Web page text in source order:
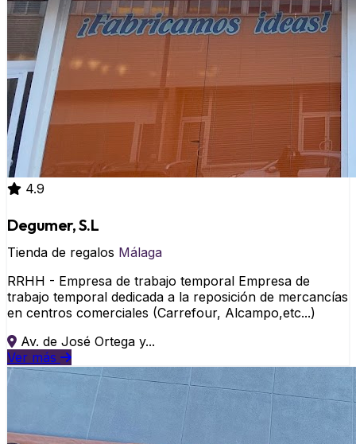
4.9
Degumer, S.L
Tienda de regalos Málaga
RRHH - Empresa de trabajo temporal Empresa de
trabajo temporal dedicada a la reposición de mercancías
en centros comerciales (Carrefour, Alcampo,etc...)
Av. de José Ortega y...
Ver más